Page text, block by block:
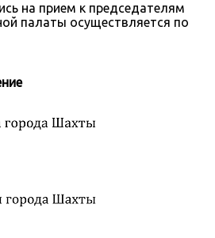
на прием к председателям
палаты осуществляется по